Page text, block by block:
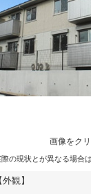
画像をク
の現状とが異なる場合
外観】